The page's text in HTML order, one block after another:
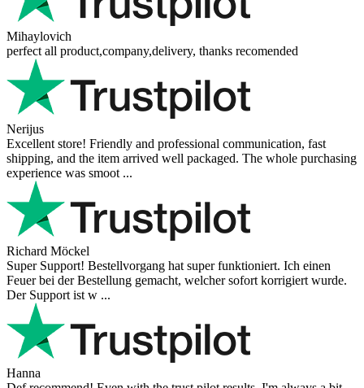
Mihaylovich
perfect all product,company,delivery, thanks recomended
Nerijus
Excellent store! Friendly and professional communication, fast
shipping, and the item arrived well packaged. The whole purchasing
experience was smoot ...
Richard Möckel
Super Support! Bestellvorgang hat super funktioniert. Ich einen
Feuer bei der Bestellung gemacht, welcher sofort korrigiert wurde.
Der Support ist w ...
Hanna